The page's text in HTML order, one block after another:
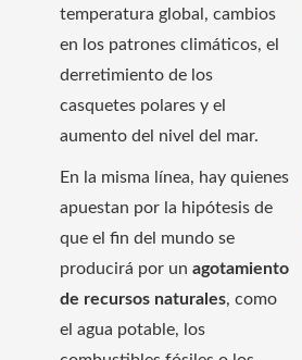
temperatura global, cambios
en los patrones climáticos, el
derretimiento de los
casquetes polares y el
aumento del nivel del mar.
En la misma línea, hay quienes
apuestan por la hipótesis de
que el fin del mundo se
producirá por un agotamiento
de recursos naturales, como
el agua potable, los